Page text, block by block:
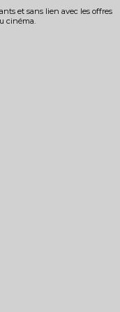
et sans lien avec les offres
cinéma.